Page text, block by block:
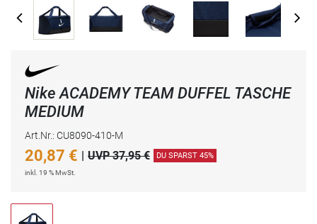
Nike ACADEMY TEAM DUFFEL TASCHE
MEDIUM
Art.Nr.: CU8090-410-M
20,87 € | UVP 37,95 € DU SPARST 45%
inkl. 19 % MwSt.